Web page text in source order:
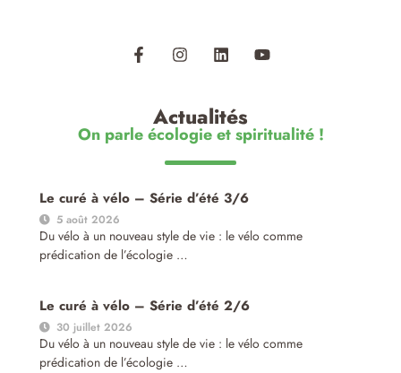
Actualités
On parle écologie et spiritualité !
Le curé à vélo – Série d’été 3/6
5 août 2026
Du vélo à un nouveau style de vie : le vélo comme
prédication de l’écologie …
Le curé à vélo – Série d’été 2/6
30 juillet 2026
Du vélo à un nouveau style de vie : le vélo comme
prédication de l’écologie …